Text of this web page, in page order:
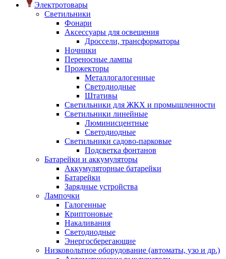
Электротовары
Светильники
Фонари
Аксессуары для освещения
Дроссели, трансформаторы
Ночники
Переносные лампы
Прожекторы
Металлогалогенные
Светодиодные
Штативы
Светильники для ЖКХ и промышленности
Светильники линейные
Люминисцентные
Светодиодные
Светильники садово-парковые
Подсветка фонтанов
Батарейки и аккумуляторы
Аккумуляторные батарейки
Батарейки
Зарядные устройства
Лампочки
Галогенные
Криптоновые
Накаливания
Светодиодные
Энергосберегающие
Низковольтное оборудование (автоматы, узо и др.)